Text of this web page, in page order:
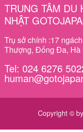
TRUNG TÂM DU
NHẬT
Trụ sở chính :17
Thượng, Đống Đa, Hà
Tel: 024 6276
Copyright ©